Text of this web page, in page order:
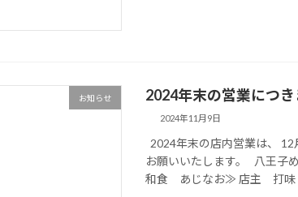
お知らせ 2024年末の営業につき
2024年11月9日
2024年末の店内営業は、
お願いいたします。 八王子
和食 あじなお≫ 店主 打